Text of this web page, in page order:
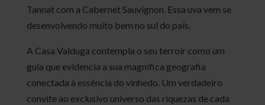
Tannat com a Cabernet Sauvignon. Essa uva vem se
desenvolvendo muito bem no sul do país.
A Casa Valduga contempla o seu terroir como um
guia que evidencia a sua magnífica geografia
conectada à essência do vinhedo. Um verdadeiro
convite ao exclusivo universo das riquezas de cada